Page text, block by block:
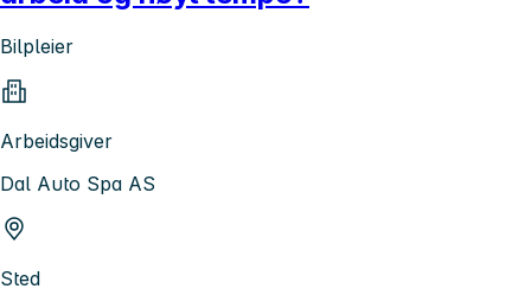
Bilpleier
Arbeidsgiver
Dal Auto Spa AS
Sted